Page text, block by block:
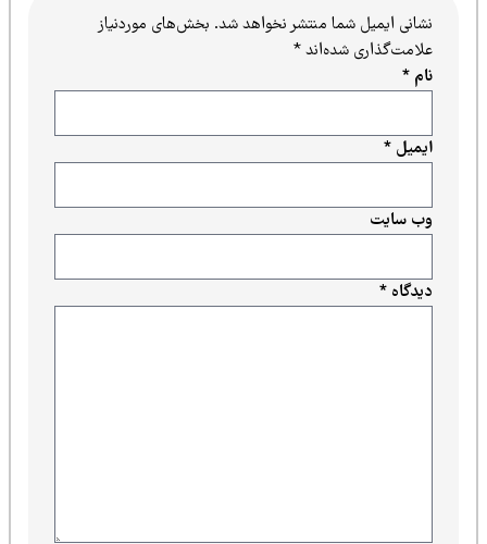
نشانی ایمیل شما منتشر نخواهد شد.بخش‌های موردنیاز
علامت‌گذاری شده‌اند*
دیدگاه*
ایمیل*
وب‌ سایت